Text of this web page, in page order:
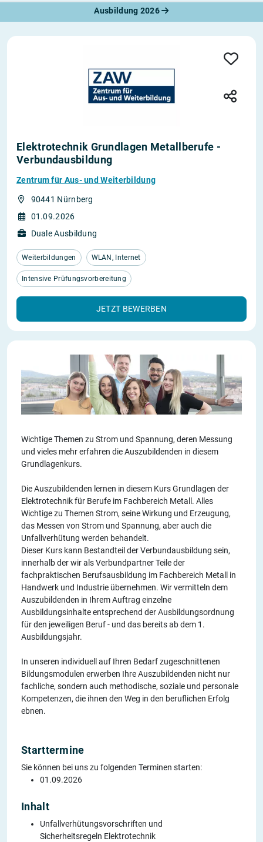
Ausbildung 2026
Elektrotechnik Grundlagen Metallberufe -
Verbundausbildung
Zentrum für Aus- und Weiterbildung
90441 Nürnberg
01.09.2026
Duale Ausbildung
Weiterbildungen WLAN, Internet
Intensive Prüfungsvorbereitung
JETZT BEWERBEN
Wichtige Themen zu Strom und Spannung, deren Messung
und vieles mehr erfahren die Auszubildenden in diesem
Grundlagenkurs.
Die Auszubildenden lernen in diesem Kurs Grundlagen der
Elektrotechnik für Berufe im Fachbereich Metall. Alles
Wichtige zu Themen Strom, seine Wirkung und Erzeugung,
das Messen von Strom und Spannung, aber auch die
Unfallverhütung werden behandelt.
Dieser Kurs kann Bestandteil der Verbundausbildung sein,
innerhalb der wir als Verbundpartner Teile der
fachpraktischen Berufsausbildung im Fachbereich Metall in
Handwerk und Industrie übernehmen. Wir vermitteln dem
Auszubildenden in Ihrem Auftrag einzelne
Ausbildungsinhalte entsprechend der Ausbildungsordnung
für den jeweiligen Beruf - und das bereits ab dem 1.
Ausbildungsjahr.
In unseren individuell auf Ihren Bedarf zugeschnittenen
Bildungsmodulen erwerben Ihre Auszubildenden nicht nur
fachliche, sondern auch methodische, soziale und personale
Kompetenzen, die ihnen den Weg in den beruflichen Erfolg
ebnen.
Starttermine
Sie können bei uns zu folgenden Terminen starten:
01.09.2026
Inhalt
Unfallverhütungsvorschriften und
Sicherheitsregeln Elektrotechnik